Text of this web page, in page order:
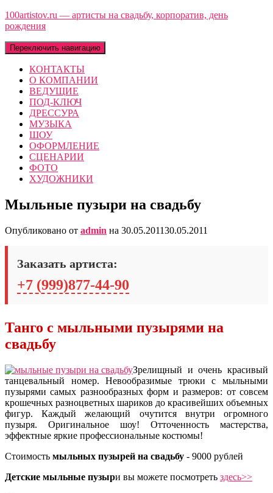
100artistov.ru — артисты на свадьбу, корпоратив, день
рождения
Переключить навигацию
КОНТАКТЫ
О КОМПАНИИ
ВЕДУЩИЕ
ПОД-КЛЮЧ
ДРЕССУРА
МУЗЫКА
ШОУ
ОФОРМЛЕНИЕ
СЦЕНАРИИ
ФОТО
ХУДОЖНИКИ
Мыльные пузыри на свадьбу
Опубликовано от admin на 30.05.201130.05.2011
Заказать артиста:
+7 (999)877-44-90
Танго с мыльными пузырями на
свадьбу
Зрелищный и очень красивый
танцевальный номер. Невообразимые трюки с мыльными
пузырями самых разнообразных форм и размеров: от совсем
крошечных разноцветных шариков до красивейших объемных
фигур. Каждый желающий очутится внутри огромного
пузыря. Оригинальное шоу! Отточенность мастерства,
эффектные яркие профессиональные костюмы!
Стоимость мыльных пузырей на свадьбу - 9000 рублей
Детские мыльные пузыри вы можете посмотреть здесь>>